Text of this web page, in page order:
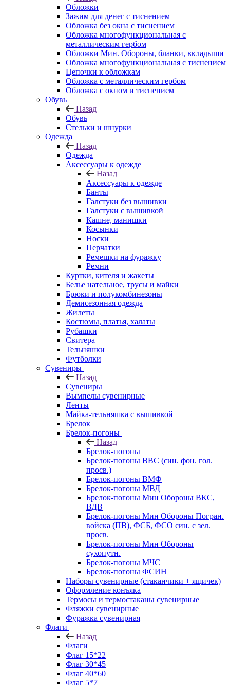
Обложки
Зажим для денег с тиснением
Обложка без окна с тиснением
Обложка многофункциональная с
металлическим гербом
Обложки Мин. Обороны, бланки, вкладыши
Обложка многофункциональная с тиснением
Цепочки к обложкам
Обложка с металлическим гербом
Обложка с окном и тиснением
Обувь
Назад
Обувь
Стельки и шнурки
Одежда
Назад
Одежда
Аксессуары к одежде
Назад
Аксессуары к одежде
Банты
Галстуки без вышивки
Галстуки с вышивкой
Кашне, манишки
Косынки
Носки
Перчатки
Ремешки на фуражку
Ремни
Куртки, кителя и жакеты
Белье нательное, трусы и майки
Брюки и полукомбинезоны
Демисезонная одежда
Жилеты
Костюмы, платья, халаты
Рубашки
Свитера
Тельняшки
Футболки
Сувениры
Назад
Сувениры
Вымпелы сувенирные
Ленты
Майка-тельняшка с вышивкой
Брелок
Брелок-погоны
Назад
Брелок-погоны
Брелок-погоны ВВС (син. фон. гол.
просв.)
Брелок-погоны ВМФ
Брелок-погоны МВД
Брелок-погоны Мин Обороны ВКС,
ВДВ
Брелок-погоны Мин Обороны Погран.
войска (ПВ), ФСБ, ФСО син. с зел.
просв.
Брелок-погоны Мин Обороны
сухопутн.
Брелок-погоны МЧС
Брелок-погоны ФСИН
Наборы сувенирные (стаканчики + ящичек)
Оформление конъяка
Термосы и термостаканы сувенирные
Фляжки сувенирные
Фуражка сувенирная
Флаги
Назад
Флаги
Флаг 15*22
Флаг 30*45
Флаг 40*60
Флаг 5*7